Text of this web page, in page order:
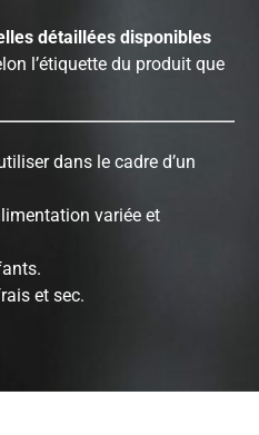
détaillées disponibles
l’étiquette du produit que
dans le cadre d’un
variée et
et sec.